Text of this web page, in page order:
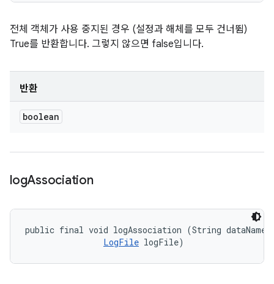
전체 객체가 사용 중지된 경우 (설정과 해체를 모두 건너뜀)
True를 반환합니다. 그렇지 않으면 false입니다.
반환
boolean
logAssociation
public final void logAssociation (String
LogFile logFile)